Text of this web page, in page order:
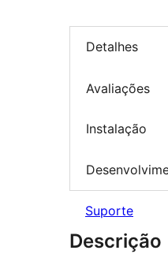
Detalhes
Avaliações
Instalação
Suporte
Descrição